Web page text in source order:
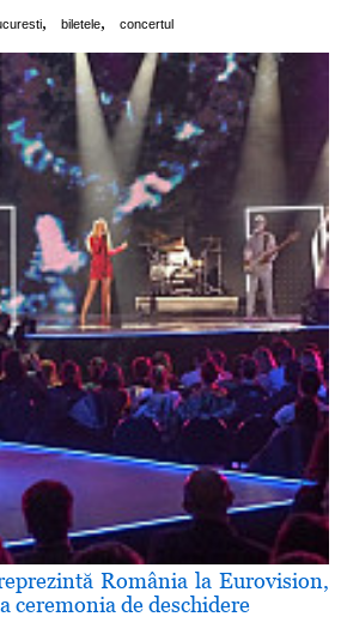
, biletele, concertul
România la Eurovision,
ceremonia de deschidere